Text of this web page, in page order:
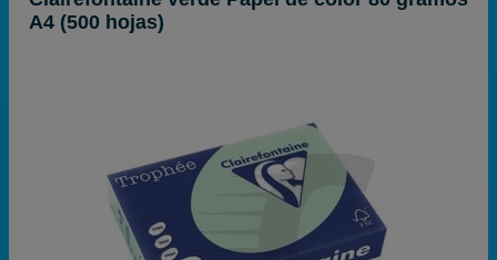
A4 (500 hojas)